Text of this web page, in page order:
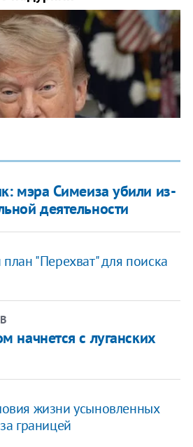
мэра Симеиза убили из-
деятельности
"Перехват" для поиска
начнется с луганских
жизни усыновленных
границей